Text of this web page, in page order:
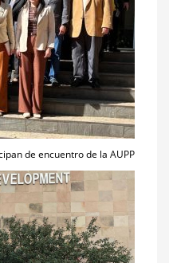
de encuentro de la AUPP